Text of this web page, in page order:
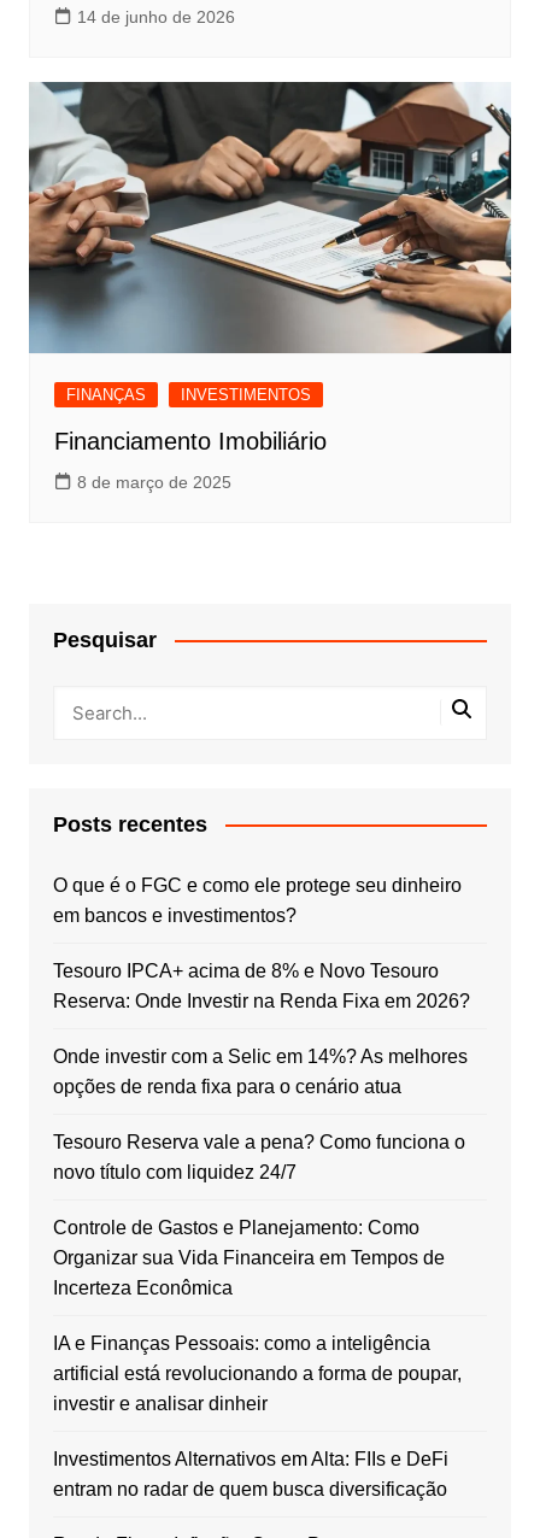
14 de junho de 2026
FINANÇAS INVESTIMENTOS
Financiamento Imobiliário
8 de março de 2025
Pesquisar
Posts recentes
O que é o FGC e como ele protege seu dinheiro
em bancos e investimentos?
Tesouro IPCA+ acima de 8% e Novo Tesouro
Reserva: Onde Investir na Renda Fixa em 2026?
Onde investir com a Selic em 14%? As melhores
opções de renda fixa para o cenário atua
Tesouro Reserva vale a pena? Como funciona o
novo título com liquidez 24/7
Controle de Gastos e Planejamento: Como
Organizar sua Vida Financeira em Tempos de
Incerteza Econômica
IA e Finanças Pessoais: como a inteligência
artificial está revolucionando a forma de poupar,
investir e analisar dinheir
Investimentos Alternativos em Alta: FIIs e DeFi
entram no radar de quem busca diversificação